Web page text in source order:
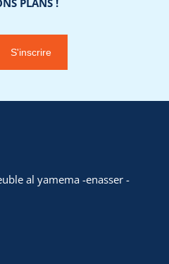
S'inscrire
al yamema -enasser -